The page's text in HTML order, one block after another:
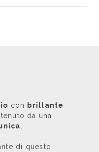
con
brillante
da una
di questo